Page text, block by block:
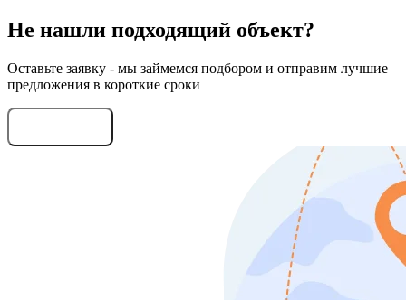
Не нашли подходящий объект?
Оставьте заявку - мы займемся подбором и отправим лучшие
предложения в короткие сроки